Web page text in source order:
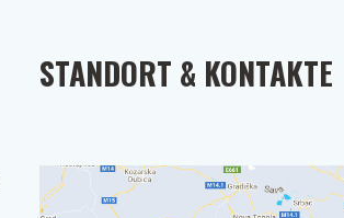
STANDORT & KONTAKTE